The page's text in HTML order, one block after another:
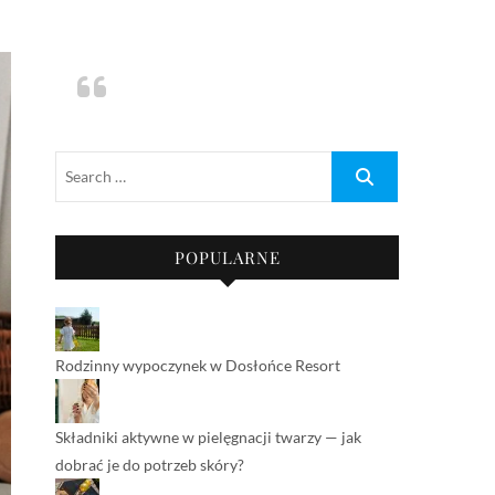
POPULARNE
Rodzinny wypoczynek w Dosłońce Resort
Składniki aktywne w pielęgnacji twarzy — jak
dobrać je do potrzeb skóry?